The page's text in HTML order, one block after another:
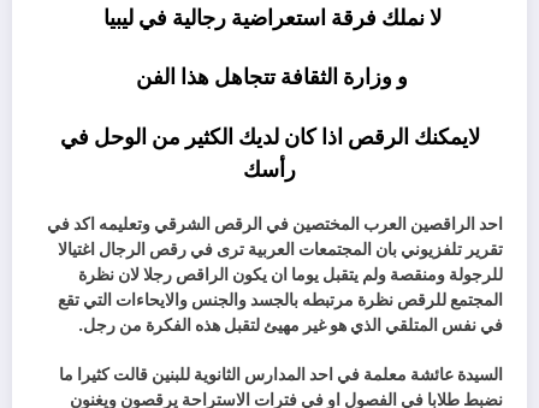
لا نملك فرقة استعراضية رجالية في ليبيا
و وزارة الثقافة تتجاهل هذا الفن
لايمكنك الرقص اذا كان لديك الكثير من الوحل في
رأسك
احد الراقصين العرب المختصين في الرقص الشرقي وتعليمه اكد في
تقرير تلفزيوني بان المجتمعات العربية ترى في رقص الرجال اغتيالا
للرجولة ومنقصة ولم يتقبل يوما ان يكون الراقص رجلا لان نظرة
المجتمع للرقص نظرة مرتبطه بالجسد والجنس والايحاءات التي تقع
في نفس المتلقي الذي هو غير مهيئ لتقبل هذه الفكرة من رجل.
السيدة عائشة معلمة في احد المدارس الثانوية للبنين قالت كثيرا ما
نضبط طلابا في الفصول او في فترات الاستراحة يرقصون ويغنون